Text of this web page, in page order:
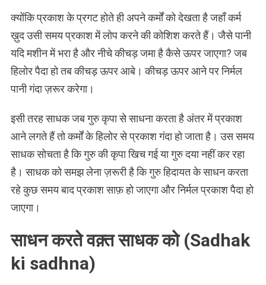
क्योंकि प्रकाश के प्रगट होते ही अपने कर्मों को देखता है जहाँ कर्म
ख़ुद उसी समय प्रकाश में लोप करने की कोशिश करते हैं। जैसे पानी
यदि मशीन में भरा है और नीचे कीचड़ जमा है कैसे ऊपर जाएगा? जब
हिलोर पैदा हो तब कीचड़ ऊपर आबे। कीचड़ ऊपर आने पर निर्मल
पानी गंदा ज़रूर करेगा।
इसी तरह साधक जब गुरु कृपा से साधना करता है अंतर में प्रकाश
आने लगते हैं तो कर्मों के हिलोर से प्रकाश गंदा हो जाता है। उस समय
साधक सोचता है कि गुरु की कृपा खिच गई या गुरु दया नहीं कर रहा
है। साधक को समझ लेना ज़रूरी है कि गुरु हिदायत के साधन करता
रहे कुछ समय बाद प्रकाश साफ़ हो जाएगा और निर्मल प्रकाश पैदा हो
जाएगा।
साधन करते वक़्त साधक को (Sadhak
ki sadhna)